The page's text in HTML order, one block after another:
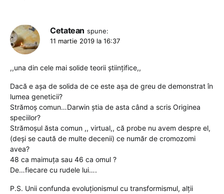
Cetatean spune:
11 martie 2019 la 16:37
,,una din cele mai solide teorii științifice,,
Dacă e așa de solida de ce este așa de greu de demonstrat în
lumea geneticii?
Strămoș comun…Darwin știa de asta când a scris Originea
speciilor?
Strămoșul ăsta comun ,, virtual,, că probe nu avem despre el,
(deși se caută de multe decenii) ce număr de cromozomi
avea?
48 ca maimuța sau 46 ca omul ?
De…fiecare cu rudele lui….
P.S. Unii confunda evoluționismul cu transformismul, alții